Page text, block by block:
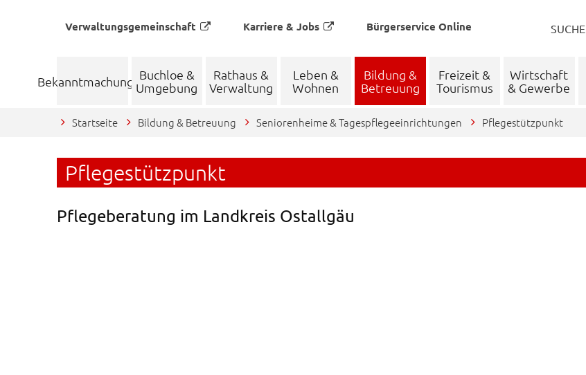
Verwaltungsgemeinschaft Karriere & Jobs Bürgerservice Online SUCHE
BekanntmachungenBuchloe &
Umgebung
Rathaus &
Verwaltung
Leben &
Wohnen
Bildung &
Betreuung
Freizeit &
Tourismus
Wirtschaft
& Gewerbe
Startseite Bildung & Betreuung Seniorenheime & Tagespflegeeinrichtungen Pflegestützpunkt
Pflegestützpunkt
Pflegeberatung im Landkreis Ostallgäu